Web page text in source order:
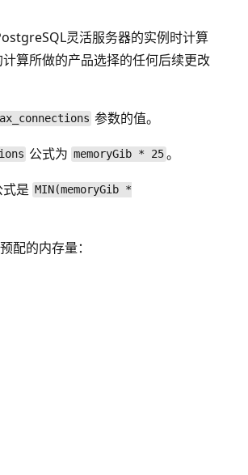
灵活服务器的实例时计算
算所做的产品选择的任何后续更改
参数的值。
公式为 memoryGib * 25。
是 MIN(memoryGib *
配的内存量：